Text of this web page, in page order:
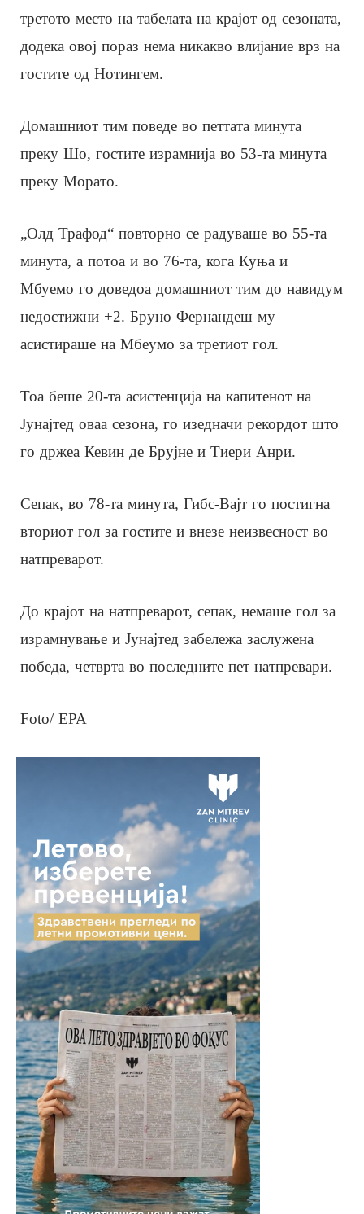
третото место на табелата на крајот од сезоната,
додека овој пораз нема никакво влијание врз на
гостите од Нотингем.
Домашниот тим поведе во петтата минута
преку Шо, гостите израмнија во 53-та минута
преку Морато.
„Олд Трафод“ повторно се радуваше во 55-та
минута, а потоа и во 76-та, кога Куња и
Мбуемо го доведоа домашниот тим до навидум
недостижни +2. Бруно Фернандеш му
асистираше на Мбеумо за третиот гол.
Тоа беше 20-та асистенција на капитенот на
Јунајтед оваа сезона, го изедначи рекордот што
го држеа Кевин де Брујне и Тиери Анри.
Сепак, во 78-та минута, Гибс-Вајт го постигна
вториот гол за гостите и внезе неизвесност во
натпреварот.
До крајот на натпреварот, сепак, немаше гол за
израмнување и Јунајтед забележа заслужена
победа, четврта во последните пет натпревари.
Foto/ EPA